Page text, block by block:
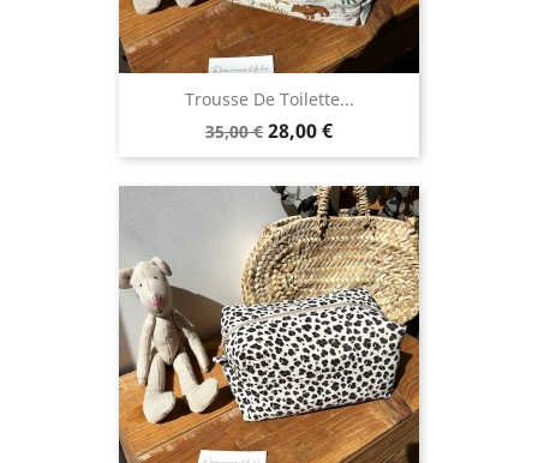
Trousse De Toilette...
Prix
de
35,00 € Prix
28,00 €